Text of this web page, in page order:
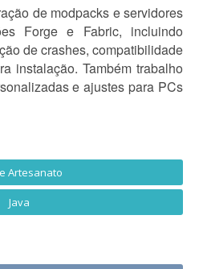
de modpacks e servidores
Forge e Fabric, incluindo
de crashes, compatibilidade
instalação. Também trabalho
e ajustes para PCs
Artesanato
Java